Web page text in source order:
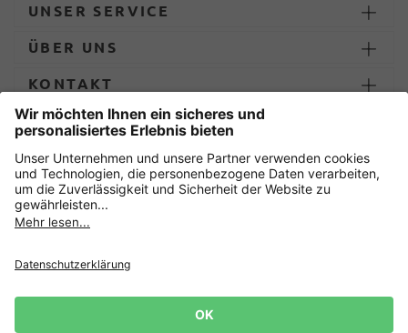
UNSER SERVICE
ÜBER UNS
KONTAKT
ZAHLUNG UND LIEFERUNG
Sicher einkaufen mit
Impressum